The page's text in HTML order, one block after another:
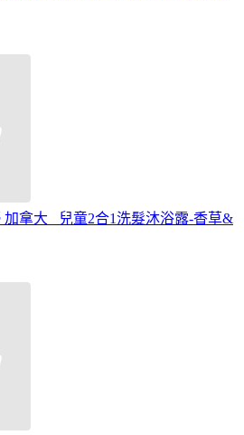
拿大 _兒童2合1洗髮沐浴露-香草&